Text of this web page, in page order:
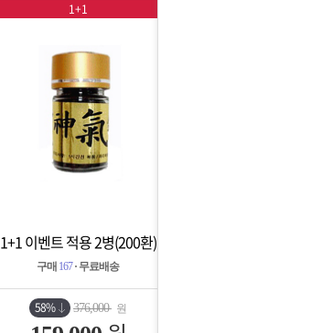
상세보기 담기
1+1 이벤트 적용 2병(200환)
구매 167· 무료배송
58% 376,000 원
1+1